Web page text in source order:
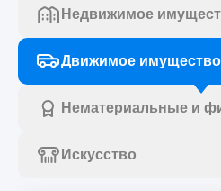
Недвижимое
Движимое имущество
Нематериальные и
Искусство